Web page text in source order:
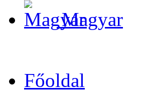
Magyar
Főoldal